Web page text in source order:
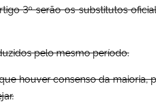
3º serão os substitutos
pelo mesmo período.
houver consenso da